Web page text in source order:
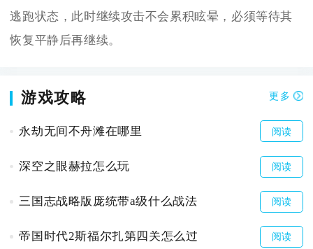
逃跑状态，此时继续攻击不会累积眩晕，必须等待其
恢复平静后再继续。
游戏攻略 更多
永劫无间不舟滩在哪里 阅读
深空之眼赫拉怎么玩 阅读
三国志战略版庞统带a级什么战法 阅读
帝国时代2斯福尔扎第四关怎么过 阅读